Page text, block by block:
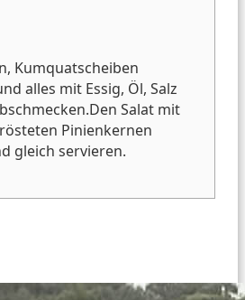
Kumquatscheiben
alles mit Essig, Öl, Salz
Den Salat mit
Pinienkernen
gleich servieren.